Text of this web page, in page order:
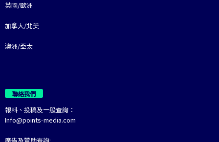
英國/歐洲
加拿大/北美
澳洲/亞太
聯絡我們
報料、投稿及一般查詢：
Info@points-media.com